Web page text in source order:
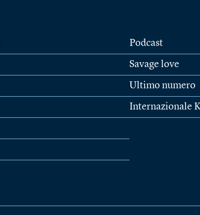
Podcast
Savage love
Ultimo numero
Internazionale